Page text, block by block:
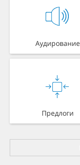
Аудирование
Предлоги